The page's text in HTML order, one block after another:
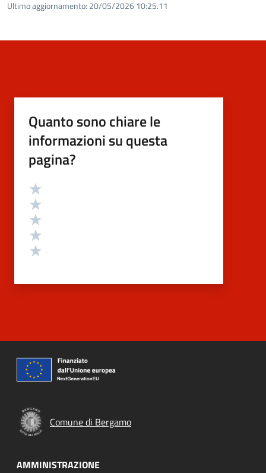
Ultimo aggiornamento: 20/05/2026 10:25.11
Quanto sono chiare le
informazioni su questa
pagina?
Valutazione
Comune di Bergamo
AMMINISTRAZIONE